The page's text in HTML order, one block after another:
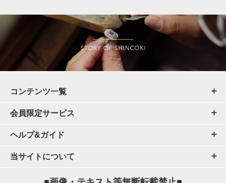
コンテンツ一覧
会員限定サービス
ヘルプ&ガイド
当サイトについて